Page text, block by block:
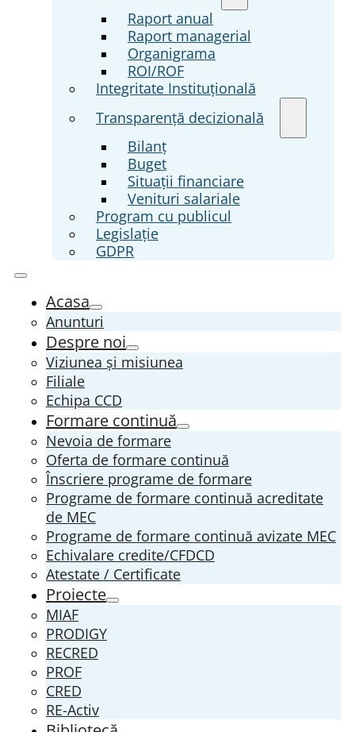
Raport anual
Raport managerial
Organigrama
ROI/ROF
Integritate Instituțională
Transparenţă decizională
Bilanț
Buget
Situații financiare
Venituri salariale
Program cu publicul
Legislație
GDPR
Acasa
Anunturi
Despre noi
Viziunea și misiunea
Filiale
Echipa CCD
Formare continuă
Nevoia de formare
Oferta de formare continuă
Înscriere programe de formare
Programe de formare continuă acreditate
de MEC
Programe de formare continuă avizate MEC
Echivalare credite/CFDCD
Atestate / Certificate
Proiecte
MIAF
PRODIGY
RECRED
PROF
CRED
RE-Activ